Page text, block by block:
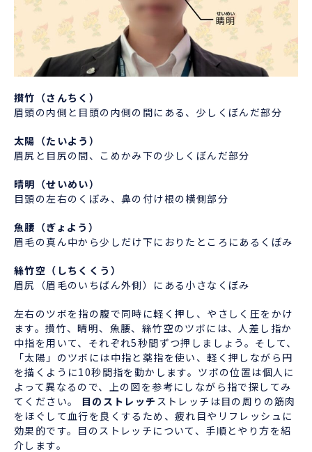
攅竹（さんちく）
眉頭の内側と目頭の内側の間にある、少しくぼんだ部分
太陽（たいよう）
眉尻と目尻の間、こめかみ下の少しくぼんだ部分
晴明（せいめい）
目頭の左右のくぼみ、鼻の付け根の横側部分
魚腰（ぎょよう）
眉毛の真ん中から少しだけ下におりたところにあるくぼみ
絲竹空（しちくくう）
眉尻（眉毛のいちばん外側）にある小さなくぼみ
左右のツボを指の腹で同時に軽く押し、やさしく圧をかけ
ます。攅竹、晴明、魚腰、絲竹空のツボには、人差し指か
中指を用いて、それぞれ5秒間ずつ押しましょう。そして、
「太陽」のツボには中指と薬指を使い、軽く押しながら円
を描くように10秒間指を動かします。ツボの位置は個人に
よって異なるので、上の図を参考にしながら指で探してみ
てください。
目のストレッチ ストレッチは目の周りの筋肉
をほぐして血行を良くするため、疲れ目やリフレッシュに
効果的です。目のストレッチについて、手順とやり方を紹
介します。